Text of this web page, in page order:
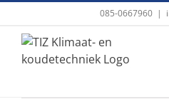
inhoud
085-0667960 |